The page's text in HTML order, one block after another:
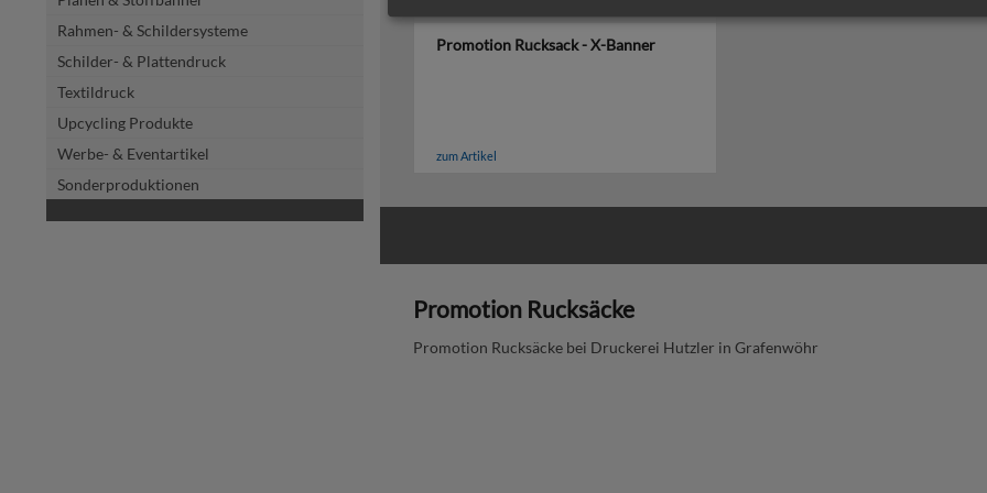
Rahmen- & Schildersysteme
Schilder- & Plattendruck
Textildruck
Upcycling Produkte
Werbe- & Eventartikel
Sonderproduktionen
Promotion Rucksack - X-Banner
zum Artikel
Promotion Rucksäcke
Promotion Rucksäcke bei Druckerei Hutzler in Grafenwöhr